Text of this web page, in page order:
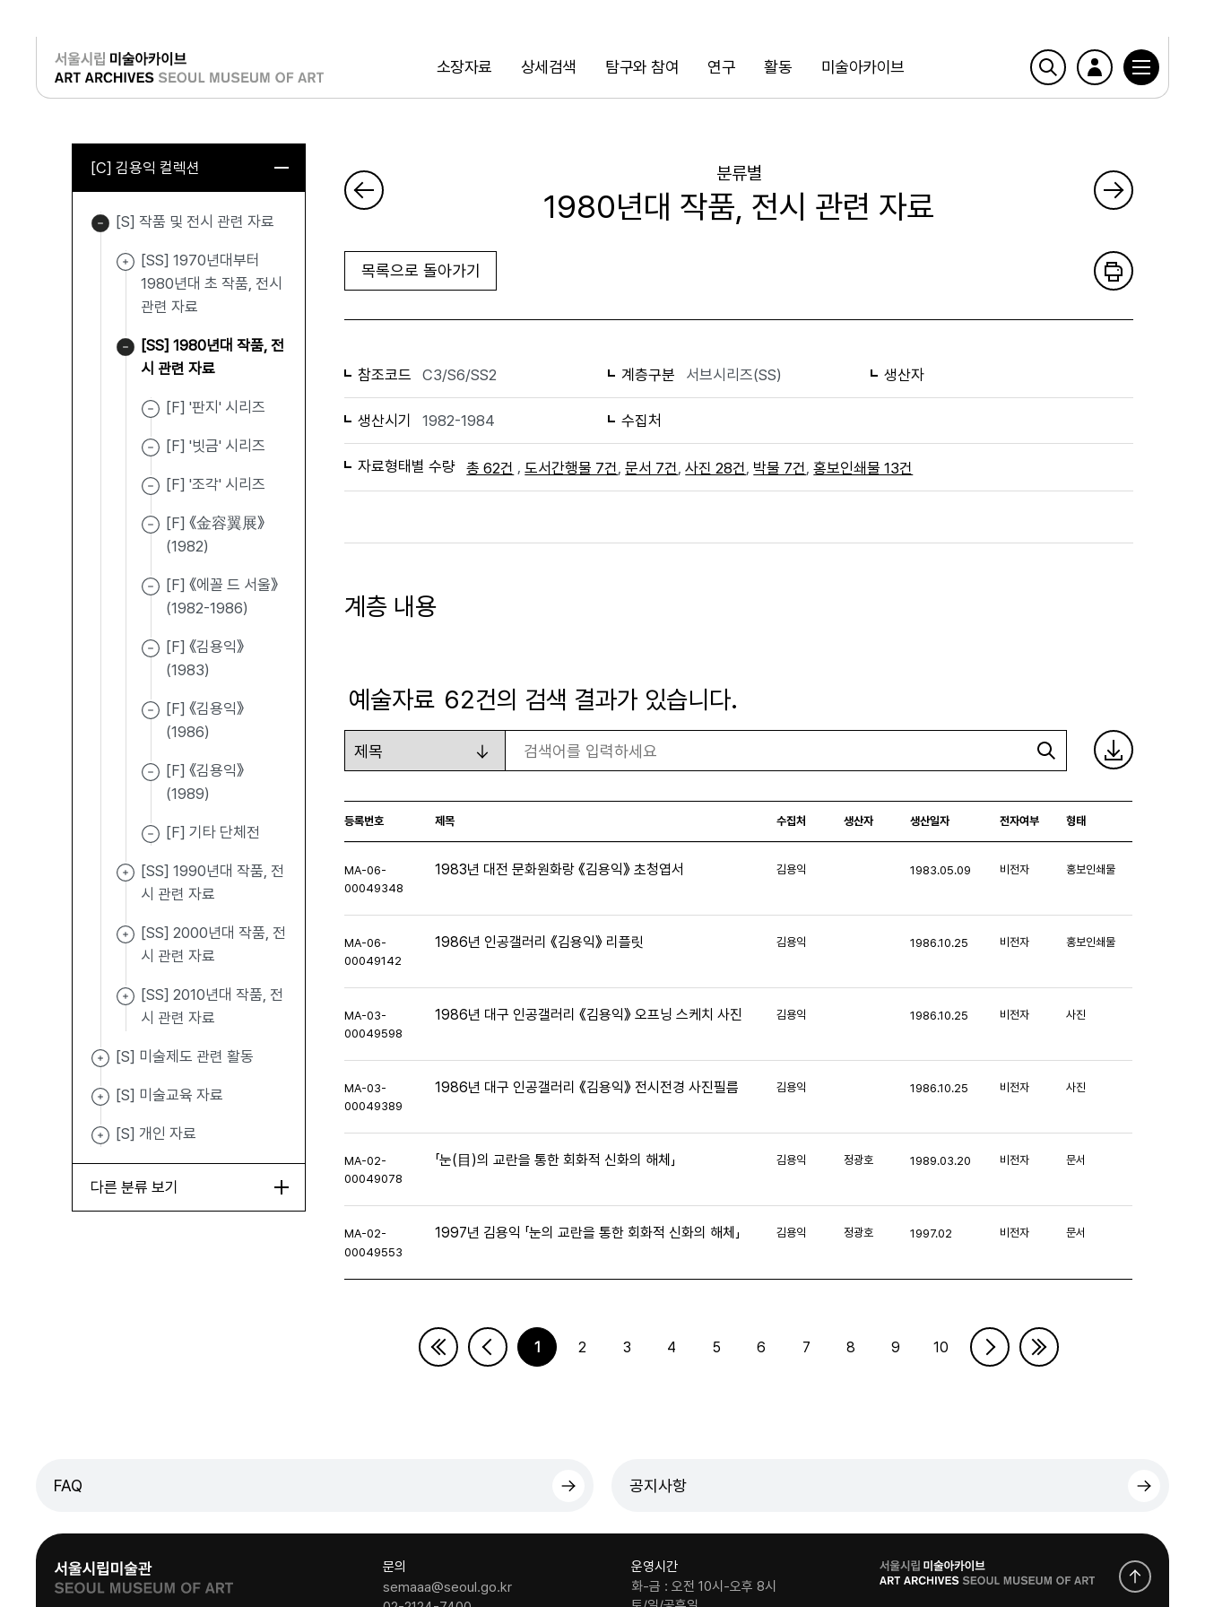
소장자료 상세검색 탐구와 참여 연구 활동 미술아카이브
검색
로그인
[C] 김용익 컬렉션
[S] 작품 및 전시 관련 자료
[SS] 1970년대부터
1980년대 초 작품, 전시
관련 자료
[SS] 1980년대 작품, 전
시 관련 자료
[F] '판지' 시리즈
[F] '빗금' 시리즈
[F] '조각' 시리즈
[F] 《金容翼展》
(1982)
[F] 《에꼴 드 서울》
(1982-1986)
[F] 《김용익》
(1983)
[F] 《김용익》
(1986)
[F] 《김용익》
(1989)
[F] 기타 단체전
[SS] 1990년대 작품, 전
시 관련 자료
[SS] 2000년대 작품, 전
시 관련 자료
[SS] 2010년대 작품, 전
시 관련 자료
[S] 미술제도 관련 활동
[S] 미술교육 자료
[S] 개인 자료
다른 분류 보기
분류별
1980년대 작품, 전시 관련 자료
목록으로 돌아가기
참조코드 C3/S6/SS2 계층구분 서브시리즈(SS) 생산자
생산시기 1982-1984 수집처
자료형태별 수량 총 62건 , 도서간행물 7건 ,문서 7건 ,사진 28건 박물 7건 ,홍보인쇄물 13건
계층 내용
예술자료 62건의 검색 결과가 있습니다.
검색
등록번호 제목 수집처 생산자 생산일자 전자여부 형태
MA-06-
00049348
1983년 대전 문화원화랑 《김용익》 초청엽서 김용익 1983.05.09 비전자 홍보인쇄물
MA-06-
00049142
1986년 인공갤러리 《김용익》 리플릿 김용익 1986.10.25 비전자 홍보인쇄물
MA-03-
00049598
1986년 대구 인공갤러리 《김용익》 오프닝 스케치 사진 김용익 1986.10.25 비전자 사진
MA-03-
00049389
1986년 대구 인공갤러리 《김용익》 전시전경 사진필름 김용익 1986.10.25 비전자 사진
MA-02-
00049078
「눈(目)의 교란을 통한 회화적 신화의 해체」 김용익 정광호 1989.03.20 비전자 문서
MA-02-
00049553
1997년 김용익 「눈의 교란을 통한 회화적 신화의 해체」 김용익 정광호 1997.02 비전자 문서
1 2 3 4 5 6 7 8 9 10
다음페이지마지막페이지
FAQ 공지사항
문의
semaaa@seoul.go.kr
운영시간
화-금 : 오전 10시-오후 8시
로
고